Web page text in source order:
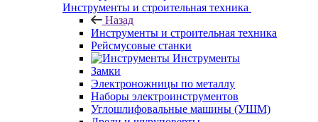
Инструменты и строительная техника
Назад
Инструменты и строительная техника
Рейсмусовые станки
Инструменты
Замки
Электроножницы по металлу
Наборы электроинструментов
Углошлифовальные машины (УШМ)